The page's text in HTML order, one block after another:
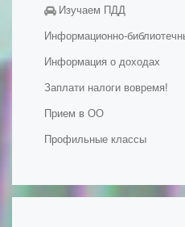
Изучаем ПДД
Информационно-
Визитная карточка
Мероприятия в ИБЦ
Официальные документы
Информация о доходах
Заплати налоги вовремя!
Прием в ОО
Прием в первый класс
Набор в 10-е классы
Профильные классы